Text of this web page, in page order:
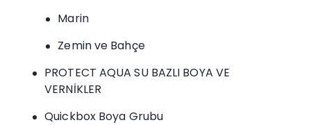
Marin
Zemin ve Bahçe
PROTECT AQUA SU BAZLI BOYA VE
VERNİKLER
Quickbox Boya Grubu